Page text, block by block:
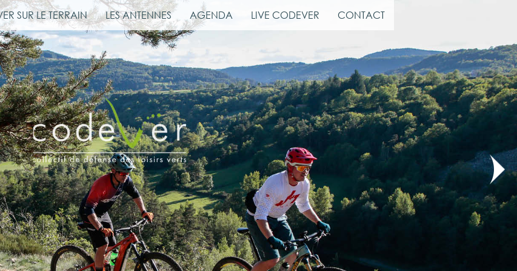
SUR LE TERRAIN LES ANTENNES AGENDA LIVE CODEVER CONTACT